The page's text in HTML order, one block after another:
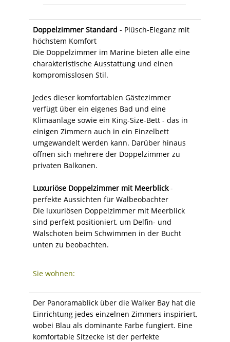
Doppelzimmer Standard - Plüsch-Eleganz mit
höchstem Komfort
Die Doppelzimmer im Marine bieten alle eine
charakteristische Ausstattung und einen
kompromisslosen Stil.
Jedes dieser komfortablen Gästezimmer
verfügt über ein eigenes Bad und eine
Klimaanlage sowie ein King-Size-Bett - das in
einigen Zimmern auch in ein Einzelbett
umgewandelt werden kann. Darüber hinaus
öffnen sich mehrere der Doppelzimmer zu
privaten Balkonen.
Luxuriöse Doppelzimmer mit Meerblick-
perfekte Aussichten für Walbeobachter
Die luxuriösen Doppelzimmer mit Meerblick
sind perfekt positioniert, um Delfin- und
Walschoten beim Schwimmen in der Bucht
unten zu beobachten.
Sie wohnen:
Der Panoramablick über die Walker Bay hat die
Einrichtung jedes einzelnen Zimmers inspiriert,
wobei Blau als dominante Farbe fungiert. Eine
komfortable Sitzecke ist der perfekte